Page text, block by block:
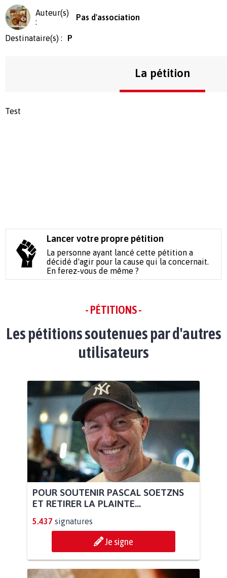
Auteur(s)
:
Pas d'association
Destinataire(s) : P
La pétition
Test
Lancer votre propre pétition
La personne ayant lancé cette pétition a
décidé d'agir pour la cause qui la concernait.
En ferez-vous de même ?
- PÉTITIONS -
Les pétitions soutenues par d'autres
utilisateurs
POUR SOUTENIR PASCAL SOETZNS
ET RETIRER LA PLAINTE...
5.437 signatures
Je signe